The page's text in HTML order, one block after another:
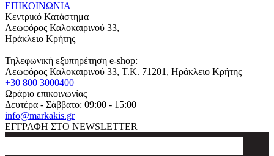
ΕΠΙΚΟΙΝΩΝΙΑ
Κεντρικό Κατάστημα
Λεωφόρος Καλοκαιρινού 33,
Ηράκλειο Κρήτης
Τηλεφωνική εξυπηρέτηση e-shop:
Λεωφόρος Καλοκαιρινού 33, T.K. 71201 , Ηράκλειο Κρήτης
+30 800 3000400
Ωράριο επικοινωνίας
Δευτέρα - Σάββατο: 09:00 - 15:00
info@markakis.gr
ΕΓΓΡΑΦΗ ΣΤΟ NEWSLETTER